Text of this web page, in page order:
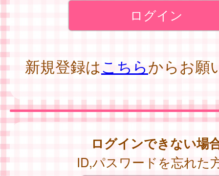
新規登録はこちらからお願
ログインできない場
ID,パスワードを忘れた